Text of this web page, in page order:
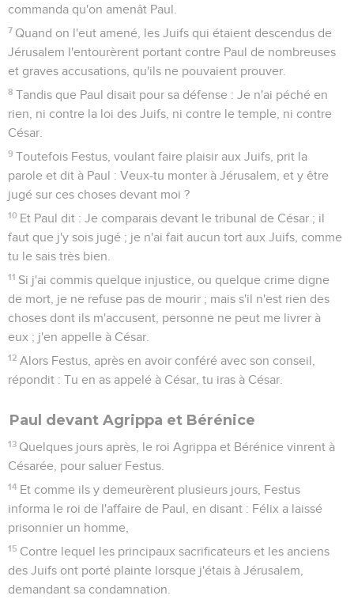
commanda qu'on amenât Paul.
7 Quand on l'eut amené, les Juifs qui étaient descendus de
Jérusalem l'entourèrent portant contre Paul de nombreuses
et graves accusations, qu'ils ne pouvaient prouver.
8 Tandis que Paul disait pour sa défense : Je n'ai péché en
rien, ni contre la loi des Juifs, ni contre le temple, ni contre
César.
9 Toutefois Festus, voulant faire plaisir aux Juifs, prit la
parole et dit à Paul : Veux-tu monter à Jérusalem, et y être
jugé sur ces choses devant moi ?
10 Et Paul dit : Je comparais devant le tribunal de César ; il
faut que j'y sois jugé ; je n'ai fait aucun tort aux Juifs, comme
tu le sais très bien.
11 Si j'ai commis quelque injustice, ou quelque crime digne
de mort, je ne refuse pas de mourir ; mais s'il n'est rien des
choses dont ils m'accusent, personne ne peut me livrer à
eux ; j'en appelle à César.
12 Alors Festus, après en avoir conféré avec son conseil,
répondit : Tu en as appelé à César, tu iras à César.
Paul devant Agrippa et Bérénice
13 Quelques jours après, le roi Agrippa et Bérénice vinrent à
Césarée, pour saluer Festus.
14 Et comme ils y demeurèrent plusieurs jours, Festus
informa le roi de l'affaire de Paul, en disant : Félix a laissé
prisonnier un homme,
15 Contre lequel les principaux sacrificateurs et les anciens
des Juifs ont porté plainte lorsque j'étais à Jérusalem,
demandant sa condamnation.